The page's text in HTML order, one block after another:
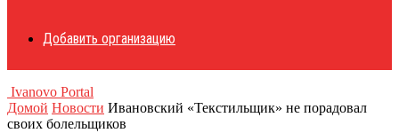
Добавить организацию
Ivanovo Portal
Домой Новости Ивановский «Текстильщик» не порадовал
своих болельщиков